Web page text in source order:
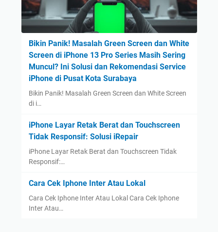
Bikin Panik! Masalah Green Screen dan White
Screen di iPhone 13 Pro Series Masih Sering
Muncul? Ini Solusi dan Rekomendasi Service
iPhone di Pusat Kota Surabaya
Bikin Panik! Masalah Green Screen dan White Screen
di i…
iPhone Layar Retak Berat dan Touchscreen
Tidak Responsif: Solusi iRepair
iPhone Layar Retak Berat dan Touchscreen Tidak
Responsif:…
Cara Cek Iphone Inter Atau Lokal
Cara Cek Iphone Inter Atau Lokal Cara Cek Iphone
Inter Atau…